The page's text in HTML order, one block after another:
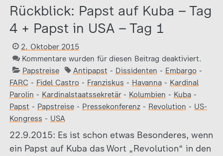
Rückblick: Papst auf Kuba – Tag
4 + Papst in USA – Tag 1
2. Oktober 2015
Kommentare wurden für diesen Beitrag deaktiviert.
Papstreise
Antipapst - Dissidenten - Embargo -
FARC - Fidel Castro - Franziskus - Havanna- Kardinal
Parolin - Kardinalstaatssekretär- Kolumbien - Kuba-
Papst - Papstreise- Pressekonferenz- Revolution - US-
Kongress - USA
22.9.2015: Es ist schon etwas Besonderes, wenn
ein Papst auf Kuba das Wort „Revolution“ in den